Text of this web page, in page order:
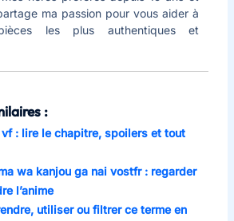
ma passion pour vous aider à
les plus authentiques et
:
: lire le chapitre, spoilers et tout
wa kanjou ga nai vostfr : regarder
l’anime
utiliser ou filtrer ce terme en